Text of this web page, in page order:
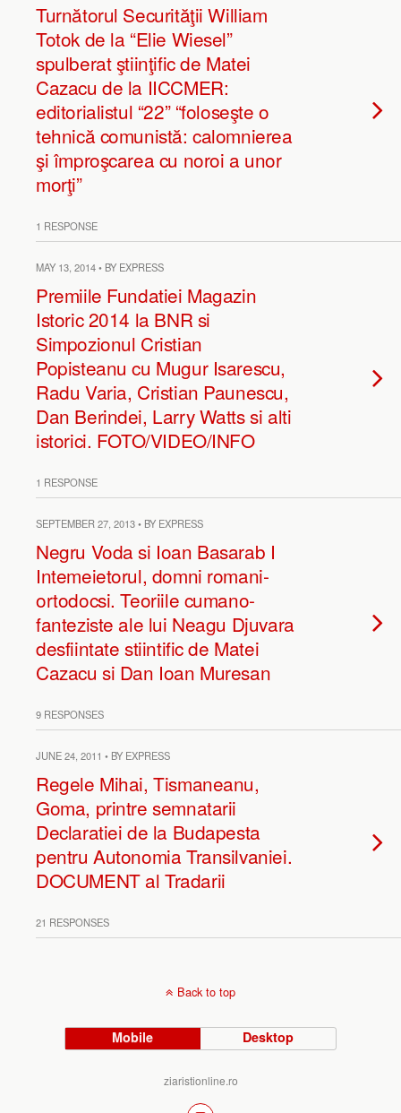
Turnătorul Securităţii William
Totok de la “Elie Wiesel”
spulberat ştiinţific de Matei
Cazacu de la IICCMER:
editorialistul “22” “foloseşte o
tehnică comunistă: calomnierea
şi împroşcarea cu noroi a unor
morţi”
1 RESPONSE
MAY 13, 2014 • BY EXPRESS
Premiile Fundatiei Magazin
Istoric 2014 la BNR si
Simpozionul Cristian
Popisteanu cu Mugur Isarescu,
Radu Varia, Cristian Paunescu,
Dan Berindei, Larry Watts si alti
istorici. FOTO/VIDEO/INFO
1 RESPONSE
SEPTEMBER 27, 2013 • BY EXPRESS
Negru Voda si Ioan Basarab I
Intemeietorul, domni romani-
ortodocsi. Teoriile cumano-
fanteziste ale lui Neagu Djuvara
desfiintate stiintific de Matei
Cazacu si Dan Ioan Muresan
9 RESPONSES
JUNE 24, 2011 • BY EXPRESS
Regele Mihai, Tismaneanu,
Goma, printre semnatarii
Declaratiei de la Budapesta
pentru Autonomia Transilvaniei.
DOCUMENT al Tradarii
21 RESPONSES
Back to top
Mobile Desktop
ziaristionline.ro